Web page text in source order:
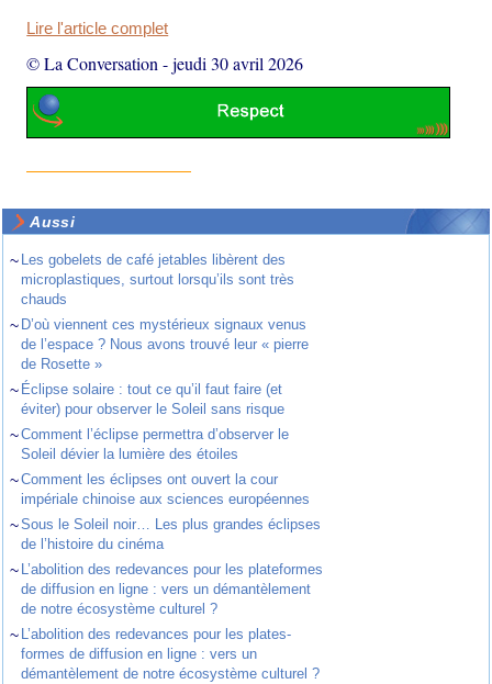
Lire l'article complet
© La Conversation -jeudi 30 avril 2026
Aussi
~ Les gobelets de café jetables libèrent des
microplastiques, surtout lorsqu’ils sont très
chauds
~ D’où viennent ces mystérieux signaux venus
de l’espace ? Nous avons trouvé leur « pierre
de Rosette »
~ Éclipse solaire : tout ce qu’il faut faire (et
éviter) pour observer le Soleil sans risque
~Comment l’éclipse permettra d’observer le
Soleil dévier la lumière des étoiles
~Comment les éclipses ont ouvert la cour
impériale chinoise aux sciences européennes
~Sous le Soleil noir… Les plus grandes éclipses
de l’histoire du cinéma
~ L’abolition des redevances pour les plateformes
de diffusion en ligne : vers un démantèlement
de notre écosystème culturel ?
~ L’abolition des redevances pour les plates-
formes de diffusion en ligne : vers un
démantèlement de notre écosystème culturel ?